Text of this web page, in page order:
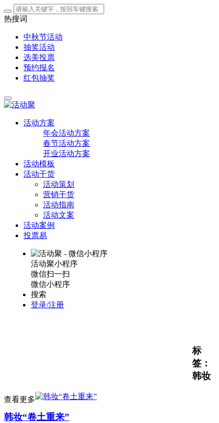
热搜词
中秋节活动
抽奖活动
选美投票
预约报名
红包抽奖
活动方案
年会活动方案
春节活动方案
开业活动方案
活动模板
活动干货
活动策划
营销干货
活动指南
活动文案
活动案例
投票易
活动聚小程序
微信扫一扫
微信小程序
搜索
登录/注册
查看更多
标
签：
韩妆
韩妆“卷土重来”